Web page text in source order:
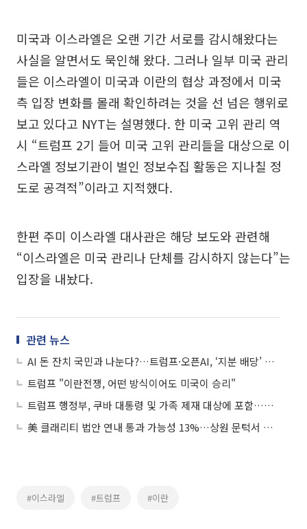
미국과 이스라엘은 오랜 기간 서로를 감시해왔다는
사실을 알면서도 묵인해 왔다. 그러나 일부 미국 관리
들은 이스라엘이 미국과 이란의 협상 과정에서 미국
측 입장 변화를 몰래 확인하려는 것을 선 넘은 행위로
보고 있다고 NYT는 설명했다. 한 미국 고위 관리 역
시 “트럼프 2기 들어 미국 고위 관리들을 대상으로 이
스라엘 정보기관이 벌인 정보수집 활동은 지나칠 정
도로 공격적”이라고 지적했다.
한편 주미 이스라엘 대사관은 해당 보도와 관련해
“이스라엘은 미국 관리나 단체를 감시하지 않는다”는
입장을 내놨다.
관련 뉴스
AI 돈 잔치 국민과 나눈다?…트럼프·오픈AI, ‘지분 배당’ 방안 모색
트럼프 "이란전쟁, 어떤 방식이어도 미국이 승리"
트럼프 행정부, 쿠바 대통령 및 가족 제재 대상에 포함…압박 강화
美 클래리티 법안 연내 통과 가능성 13%…상원 문턱서 제동
#이스라엘 #트럼프 #이란